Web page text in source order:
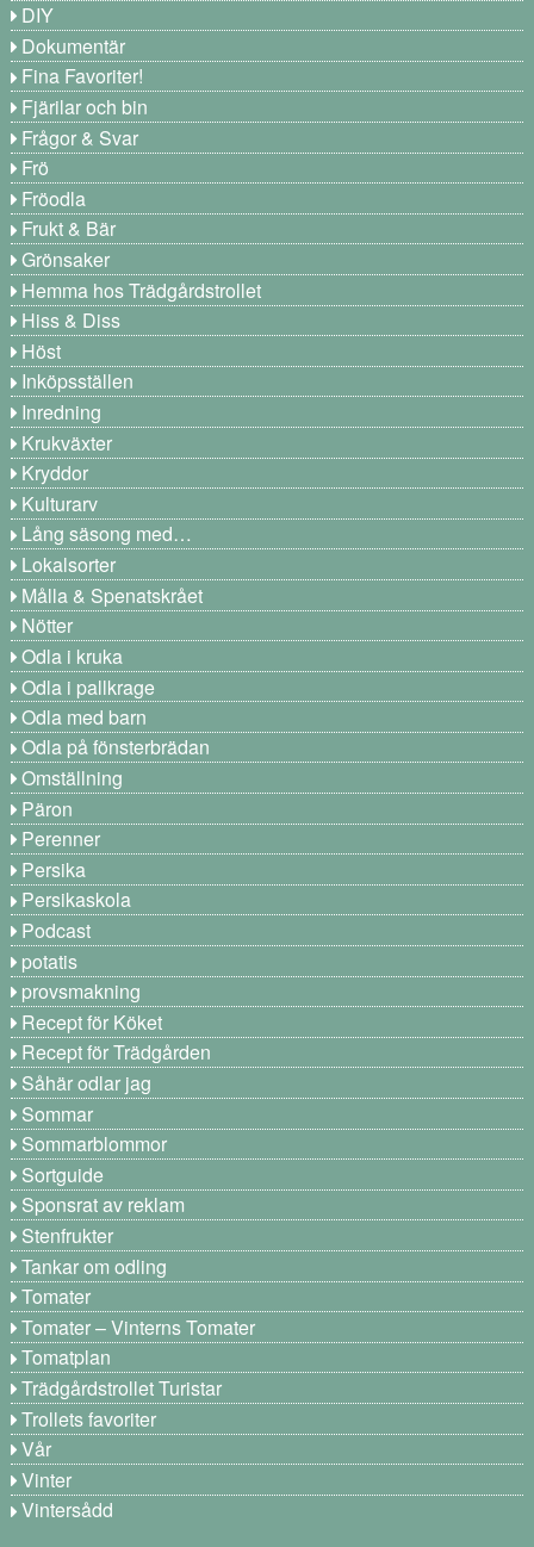
DIY
Dokumentär
Fina Favoriter!
Fjärilar och bin
Frågor & Svar
Frö
Fröodla
Frukt & Bär
Grönsaker
Hemma hos Trädgårdstrollet
Hiss & Diss
Höst
Inköpsställen
Inredning
Krukväxter
Kryddor
Kulturarv
Lång säsong med…
Lokalsorter
Målla & Spenatskrået
Nötter
Odla i kruka
Odla i pallkrage
Odla med barn
Odla på fönsterbrädan
Omställning
Päron
Perenner
Persika
Persikaskola
Podcast
potatis
provsmakning
Recept för Köket
Recept för Trädgården
Såhär odlar jag
Sommar
Sommarblommor
Sortguide
Sponsrat av reklam
Stenfrukter
Tankar om odling
Tomater
Tomater – Vinterns Tomater
Tomatplan
Trädgårdstrollet Turistar
Trollets favoriter
Vår
Vinter
Vintersådd